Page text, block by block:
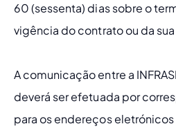
60 (sessenta) dias sobre o
vigência do contrato ou da
A comunicação entre a
deverá ser efetuada por
para os endereços